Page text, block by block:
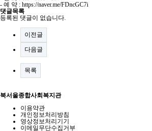
- 예 약 : https://naver.me/FDncGC7i
댓글목록
등록된 댓글이 없습니다.
이전글
다음글
목록
북서울종합사회복지관
이용약관
개인정보처리방침
영상정보처리기기
이메일무단수집거부